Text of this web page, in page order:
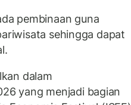
pembinaan guna
sehingga dapat
dalam
yang menjadi bagian